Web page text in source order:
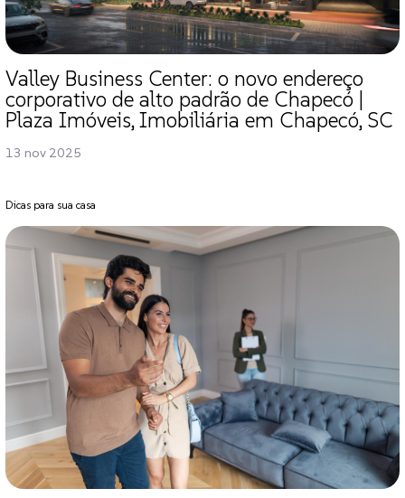
Valley Business Center: o novo endereço
corporativo de alto padrão de Chapecó |
Plaza Imóveis, Imobiliária em Chapecó, SC
13 nov 2025
Dicas para sua casa